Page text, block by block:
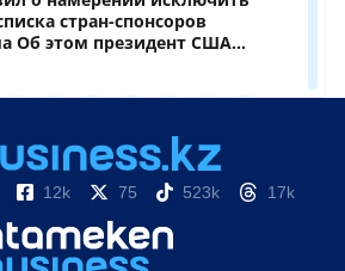
12k 75 523k 17k